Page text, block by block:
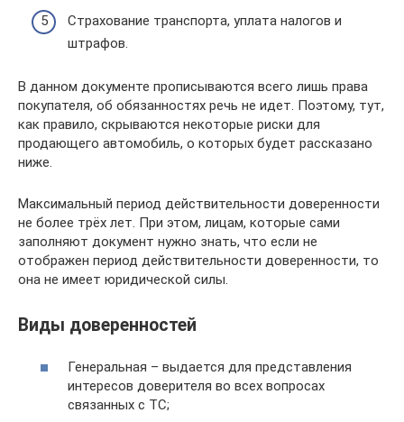
Страхование транспорта, уплата налогов и
штрафов.
В данном документе прописываются всего лишь права
покупателя, об обязанностях речь не идет. Поэтому, тут,
как правило, скрываются некоторые риски для
продающего автомобиль, о которых будет рассказано
ниже.
Максимальный период действительности доверенности
не более трёх лет. При этом, лицам, которые сами
заполняют документ нужно знать, что если не
отображен период действительности доверенности, то
она не имеет юридической силы.
Виды доверенностей
Генеральная – выдается для представления
интересов доверителя во всех вопросах
связанных с ТС;